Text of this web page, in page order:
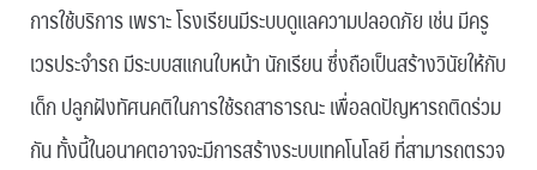
การใช้บริการ เพราะ โรงเรียนมีระบบดูแลความปลอดภัย เช่น มีครู
เวรประจำรถ มีระบบสแกนใบหน้า นักเรียน ซึ่งถือเป็นสร้างวินัยให้กับ
เด็ก ปลูกฝังทัศนคติในการใช้รถสาธารณะ เพื่อลดปัญหารถติดร่วม
กัน ทั้งนี้ในอนาคตอาจจะมีการสร้างระบบเทคโนโลยี ที่สามารถตรวจ